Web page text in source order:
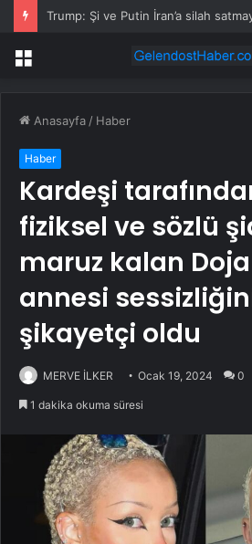
Trump: Şi ve Putin İran’a silah
Menü
Anasayfa / Haber
Haber
Kardeşi
fiziksel ve sözlü
maruz kalan Doja
annesi
şikayetçi oldu
MERVE İLKER Ocak 19, 2024 0
1 dakika okuma süresi